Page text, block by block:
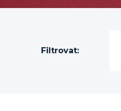
Filtrovat: